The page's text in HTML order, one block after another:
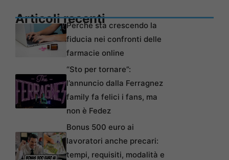
Articoli recentiPerché sta crescendo la
fiducia nei confronti delle
farmacie online
“Sto per tornare”:
l’annuncio dalla Ferragnez
family fa felici i fans, ma
non è Fedez
Bonus 500 euro ai
lavoratori anche precari:
tempi, requisiti, modalità e